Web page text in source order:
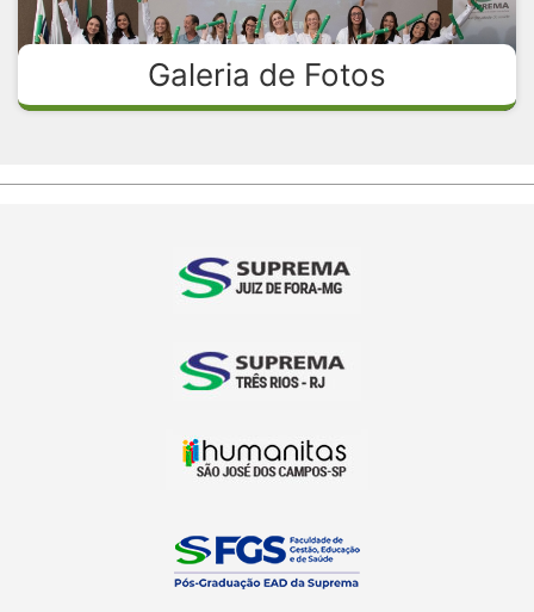
Galeria de Fotos